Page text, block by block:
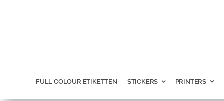
FULL COLOUR ETIKETTEN STICKERS PRINTERS